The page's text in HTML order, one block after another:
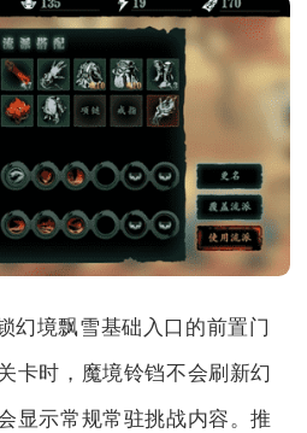
幻境飘雪基础入口的前置门
卡时，魔境铃铛不会刷新幻
显示常规常驻挑战内容。推